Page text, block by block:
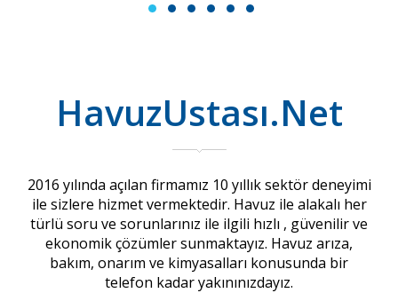
1 2 3 4 5 6
HavuzUstası.Net
2016 yılında açılan firmamız 10 yıllık sektör deneyimi
ile sizlere hizmet vermektedir. Havuz ile alakalı her
türlü soru ve sorunlarınız ile ilgili hızlı , güvenilir ve
ekonomik çözümler sunmaktayız. Havuz arıza,
bakım, onarım ve kimyasalları konusunda bir
telefon kadar yakınınızdayız.